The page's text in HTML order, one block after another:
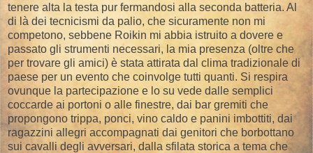
tenere alta la testa pur fermandosi alla seconda batteria. Al
di là dei tecnicismi da palio, che sicuramente non mi
competono, sebbene Roikin mi abbia istruito a dovere e
passato gli strumenti necessari, la mia presenza (oltre che
per trovare gli amici) è stata attirata dal clima tradizionale di
paese per un evento che coinvolge tutti quanti. Si respira
ovunque la partecipazione e lo su vede dalle semplici
coccarde ai portoni o alle finestre, dai bar gremiti che
propongono trippa, ponci, vino caldo e panini imbottiti, dai
ragazzini allegri accompagnati dai genitori che borbottano
sui cavalli degli avversari, dalla sfilata storica a tema che